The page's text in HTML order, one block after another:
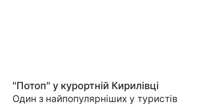
"Потоп" у курортній Кирилівці
Один з найпопулярніших у туристів